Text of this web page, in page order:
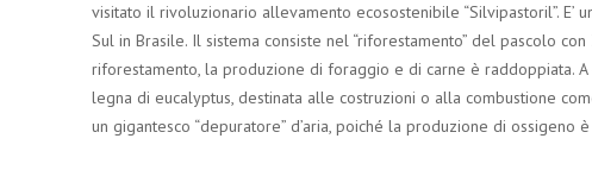
visitato il rivoluzionario allevamento ecosostenibile “Silvipastoril”.
Sul in Brasile. Il sistema consiste nel “riforestamento” del pascolo
riforestamento, la produzione di foraggio e di carne è raddoppiata.
legna di eucalyptus, destinata alle costruzioni o alla combustione
un gigantesco “depuratore” d’aria, poiché la produzione di